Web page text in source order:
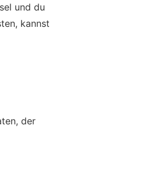
und du
kannst
der